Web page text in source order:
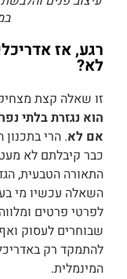
רגע, אז
לא?
זו שאלה קצת
הוא נגזרת בלתי
אם לא. הרי
כבר קיבלתם לא
התאורה הטבעית,
השאלה עכשיו מי
לפרטי פרטים
שבוחרים לעסוק
להתמקד רק
המינמלית.